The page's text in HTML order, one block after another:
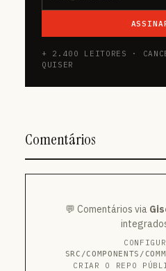
+ 2.400 LEITORES ·
QUISER
Comentários
💬 Comentários via
SRC/COMPONENTS/
CRIAR O REPO